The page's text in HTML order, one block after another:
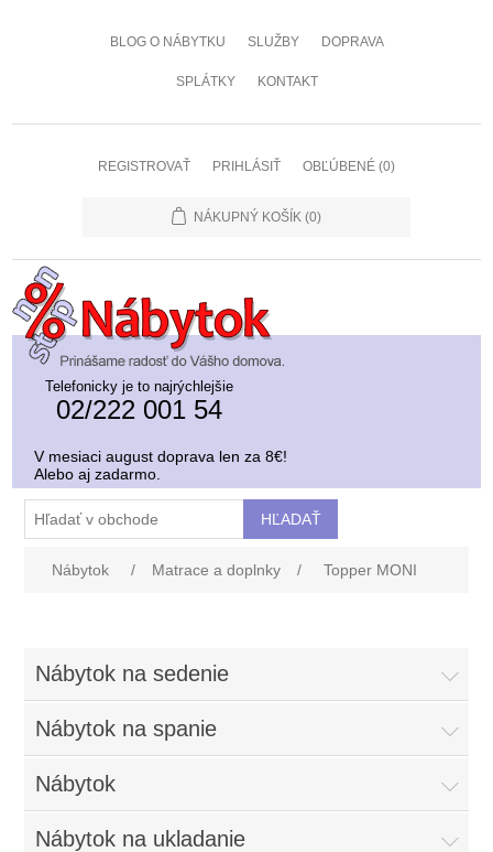
BLOG O NÁBYTKU SLUŽBY DOPRAVA
SPLÁTKY KONTAKT
REGISTROVAŤ PRIHLÁSIŤ OBĽÚBENÉ (0)
NÁKUPNÝ KOŠÍK (0)
Telefonicky je to najrýchlejšie
02/222 001 54
V mesiaci august doprava len za 8€!
Alebo aj zadarmo.
Nábytok / Matrace a doplnky / Topper MONI
Nábytok na sedenie
Nábytok na spanie
Nábytok
Nábytok na ukladanie